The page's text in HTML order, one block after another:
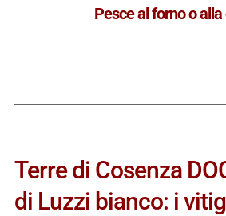
Pesce al forno o
Terre di Cosenza
di Luzzi bianco: i